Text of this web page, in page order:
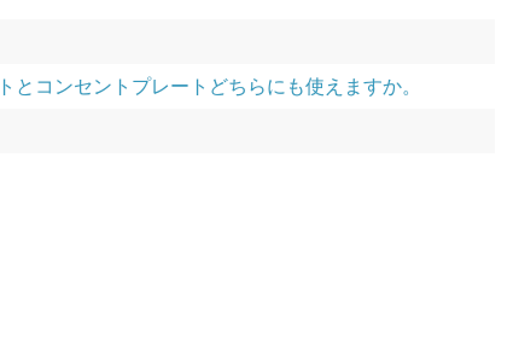
コンセントプレートどちらにも使えますか。